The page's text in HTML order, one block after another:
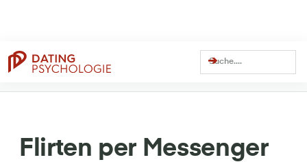
Dating Coach Seit
Über41 Millionen
Flirten per Messenger